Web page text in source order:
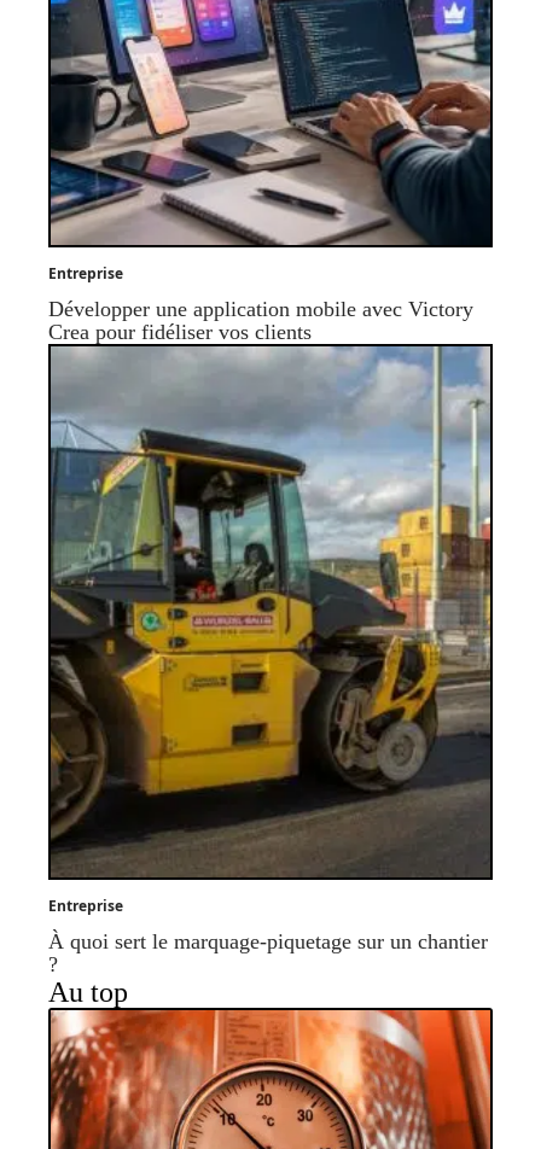
Entreprise
Développer une application mobile avec Victory
Crea pour fidéliser vos clients
Entreprise
À quoi sert le marquage-piquetage sur un chantier
?
Au top